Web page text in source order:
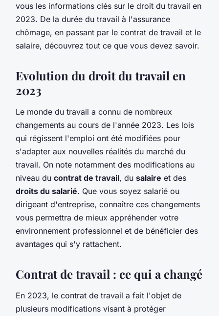
vous les informations clés sur le droit du travail en
2023. De la durée du travail à l'assurance
chômage, en passant par le contrat de travail et le
salaire, découvrez tout ce que vous devez savoir.
Evolution du droit du travail en
2023
Le monde du travail a connu de nombreux
changements au cours de l'année 2023. Les lois
qui régissent l'emploi ont été modifiées pour
s'adapter aux nouvelles réalités du marché du
travail. On note notamment des modifications au
niveau du contrat de travail, du salaire et des
droits du salarié. Que vous soyez salarié ou
dirigeant d'entreprise, connaître ces changements
vous permettra de mieux appréhender votre
environnement professionnel et de bénéficier des
avantages qui s'y rattachent.
Contrat de travail : ce qui a changé
En 2023, le contrat de travail a fait l'objet de
plusieurs modifications visant à protéger